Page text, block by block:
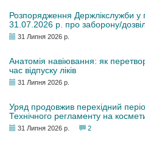
Розпорядження Держлікслужби у
31.07.2026 р. про заборону/дозвіл
31 Липня 2026 р.
Анатомія навіювання: як
час відпуску ліків
31 Липня 2026 р.
Уряд продовжив перехідний
Технічного регламенту на
31 Липня 2026 р. 2